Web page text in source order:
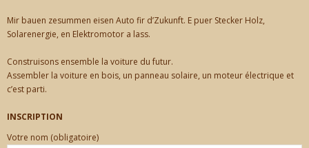
L’ATELIER
LOCATION
CONTACT
Mir bauen zesummen eisen Auto fir d’Zukunft. E puer Stecker Holz,
Solarenergie, en Elektromotor a lass.
Construisons ensemble la voiture du futur.
Assembler la voiture en bois, un panneau solaire, un moteur électrique et
c’est parti.
INSCRIPTION
Votre nom (obligatoire)